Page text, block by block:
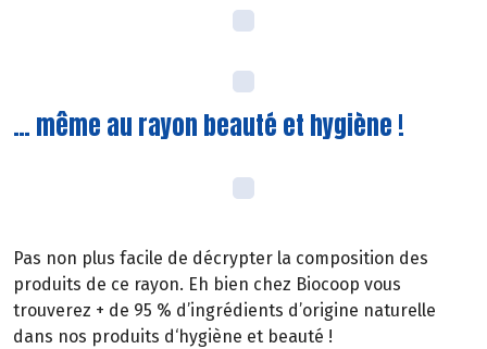
… même au rayon beauté et hygiène !
Pas non plus facile de décrypter la composition des
produits de ce rayon. Eh bien chez Biocoop vous
trouverez + de 95 % d’ingrédients d’origine naturelle
dans nos produits d‘hygiène et beauté !